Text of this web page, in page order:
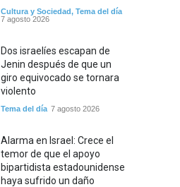
Cultura y Sociedad, Tema del día
7 agosto 2026
Dos israelíes escapan de
Jenin después de que un
giro equivocado se tornara
violento
Tema del día 7 agosto 2026
Alarma en Israel: Crece el
temor de que el apoyo
bipartidista estadounidense
haya sufrido un daño